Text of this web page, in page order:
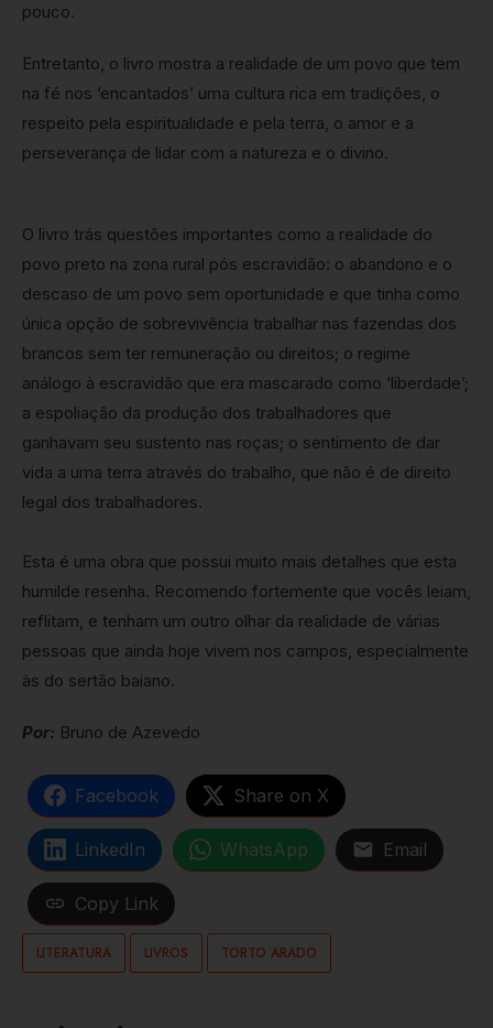
pouco.
Entretanto, o livro mostra a realidade de um povo que tem
na fé nos ‘encantados’ uma cultura rica em tradições, o
respeito pela espiritualidade e pela terra, o amor e a
perseverança de lidar com a natureza e o divino.
O livro trás questões importantes como a realidade do
povo preto na zona rural pós escravidão: o abandono e o
descaso de um povo sem oportunidade e que tinha como
única opção de sobrevivência trabalhar nas fazendas dos
brancos sem ter remuneração ou direitos; o regime
análogo à escravidão que era mascarado como ‘liberdade’;
a espoliação da produção dos trabalhadores que
ganhavam seu sustento nas roças; o sentimento de dar
vida a uma terra através do trabalho, que não é de direito
legal dos trabalhadores.
Esta é uma obra que possui muito mais detalhes que esta
humilde resenha. Recomendo fortemente que vocês leiam,
reflitam, e tenham um outro olhar da realidade de várias
pessoas que ainda hoje vivem nos campos, especialmente
às do sertão baiano.
Por: Bruno de Azevedo
Facebook Share on X
LinkedIn WhatsApp Email
Copy Link
LITERATURA LIVROS TORTO ARADO